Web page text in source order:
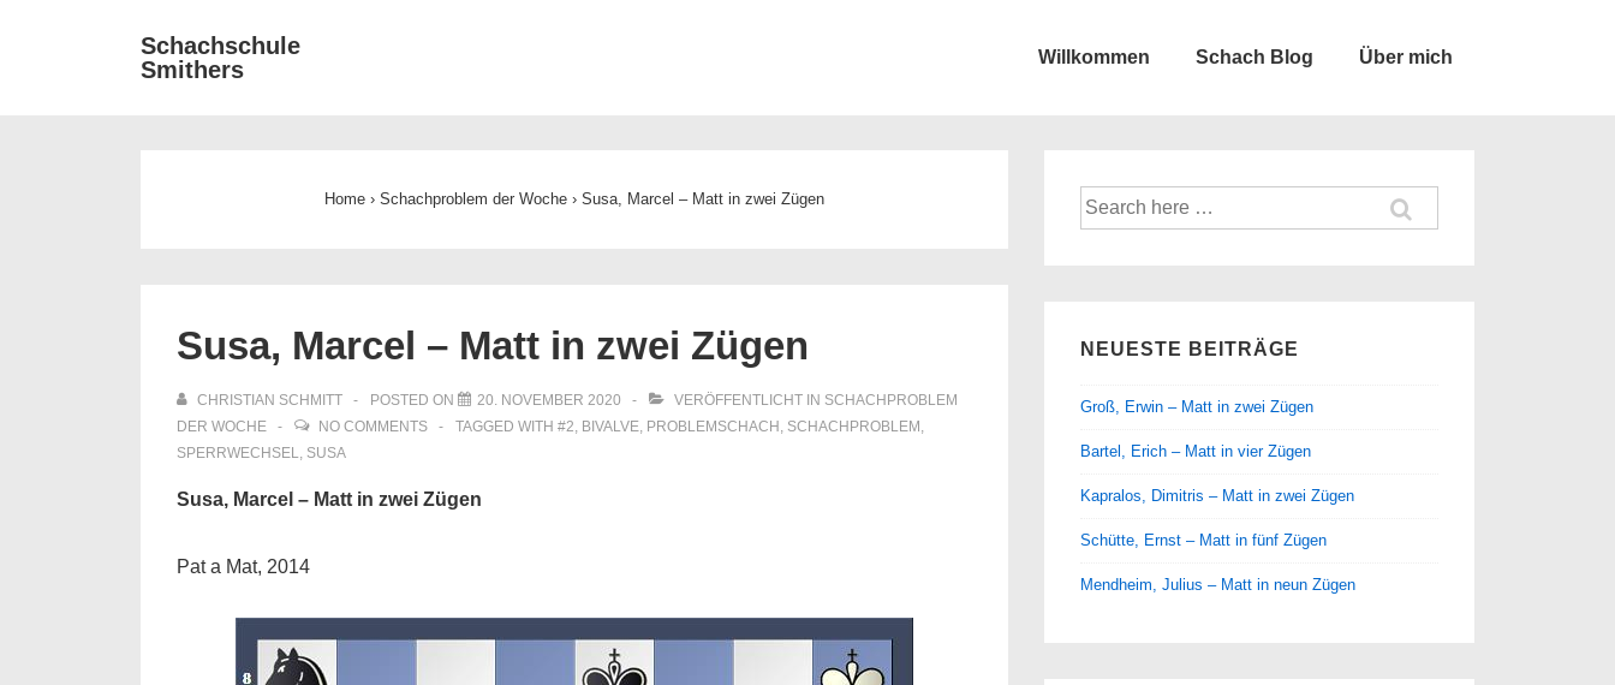
Schachschule
Smithers
Willkommen Schach Blog Über mich
Home › Schachproblem der Woche › Susa, Marcel – Matt in zwei Zügen
Susa, Marcel – Matt in zwei Zügen
CHRISTIAN SCHMITT POSTED ON 20. NOVEMBER 2020 VERÖFFENTLICHT IN SCHACHPROBLEM
DER WOCHE
NO COMMENTS TAGGED WITH #2, BIVALVE, PROBLEMSCHACH , SCHACHPROBLEM ,
SPERRWECHSEL, SUSA
Susa, Marcel – Matt in zwei Zügen
Pat a Mat, 2014
Suche
nach:
NEUESTE BEITRÄGE
Groß, Erwin – Matt in zwei Zügen
Bartel, Erich – Matt in vier Zügen
Kapralos, Dimitris – Matt in zwei Zügen
Schütte, Ernst – Matt in fünf Zügen
Mendheim, Julius – Matt in neun Zügen